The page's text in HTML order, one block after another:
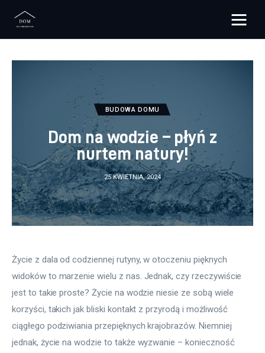
Bloggers Unite
Materiały budowlane
Meble
Ściany
Budowa
Oświetlenie
Remont
Meble
Więcej
BUDOWA DOMU
Dom na wodzie – płyń z
nurtem natury!
25 KWIETNIA, 2024
Życie z dala od codziennej rutyny, w otoczeniu pięknych
widoków to marzenie wielu z nas. Jednak, czy rzeczywiście
jest to takie proste? Życie na wodzie niesie ze sobą wiele
korzyści, takich jak bliski kontakt z przyrodą i możliwość
ciągłego podziwiania przepięknych krajobrazów. Niemniej
jednak, życie na wodzie to także wyzwanie – konieczność